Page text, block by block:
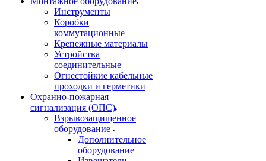
Инструменты
Коробки
коммутационные
Крепежные материалы
Устройства
соединительные
Огнестойкие кабельные
проходки и герметики
Охранно-пожарная
сигнализация (ОПС)
Взрывозащищенное
оборудование
Дополнительное
оборудование